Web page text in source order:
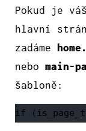
Pokud je
hlavní
zadáme
nebo main-
šabloně:
if